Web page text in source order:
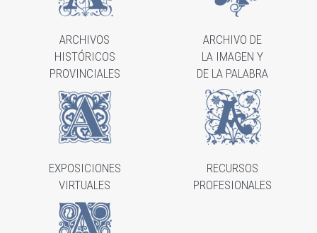
ARCHIVOS
HISTÓRICOS
PROVINCIALES
ARCHIVO DE
LA IMAGEN Y
DE LA PALABRA
EXPOSICIONES
VIRTUALES
RECURSOS
PROFESIONALES